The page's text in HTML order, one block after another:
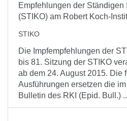
Empfehlungen der Ständigen
(STIKO) am Robert Koch-
STIKO
Die Impfempfehlungen der
bis 81. Sitzung der STIKO
ab dem 24. August 2015. Die
Ausführungen ersetzen die
Bulletin des RKI (Epid. Bull.)